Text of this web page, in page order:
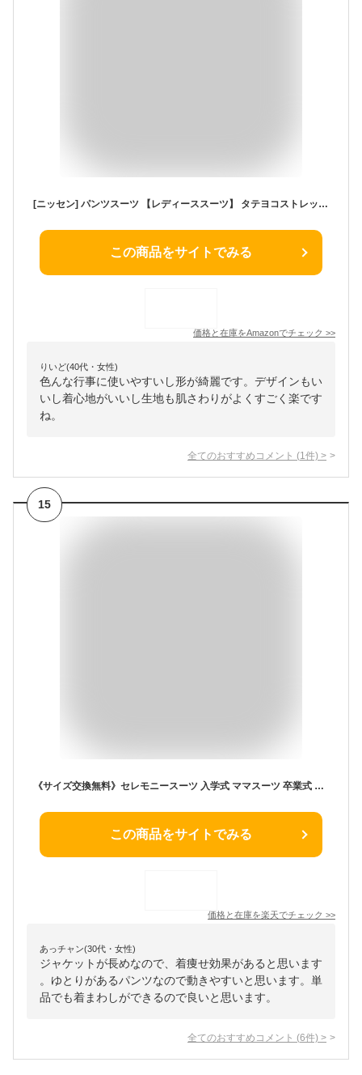
[ニッセン] パンツスーツ 【レディーススーツ】 タテヨコストレッチテーラードパンツスーツ（ジャケット＋ストレートパンツ） ネイビー L
この商品をサイトでみる
価格と在庫をAmazonでチェック >>
りいど(40代・女性)
色んな行事に使いやすいし形が綺麗です。デザインもい
いし着心地がいいし生地も肌さわりがよくすごく楽です
ね。
全てのおすすめコメント (1 件) >
15
《サイズ交換無料》セレモニースーツ 入学式 ママスーツ 卒業式 スーツ レディース セットアップ パンツスーツ フォーマルスーツ 3点セット 2点セット ジャケット ブラウス パンツ 大きいサイズ 通勤 オフィス 七五三 ママ 母 母親 祖母 服装 コーデ
この商品をサイトでみる
価格と在庫を楽天でチェック >>
あっチャン(30代・女性)
ジャケットが長めなので、着痩せ効果があると思います
。ゆとりがあるパンツなので動きやすいと思います。単
品でも着まわしができるので良いと思います。
全てのおすすめコメント (6件) >